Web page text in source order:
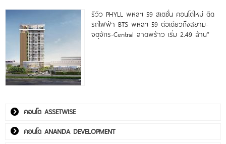
รีวิว PHYLL พหลฯ 59 สเตชั่น คอนโดใหม่ ติด
รถไฟฟ้า BTS พหลฯ 59 ต่อเดียวถึงสยาม-
จตุจักร-Central ลาดพร้าว เริ่ม 2.49 ล้าน*
คอนโด ASSETWISE
คอนโด ANANDA DEVELOPMENT